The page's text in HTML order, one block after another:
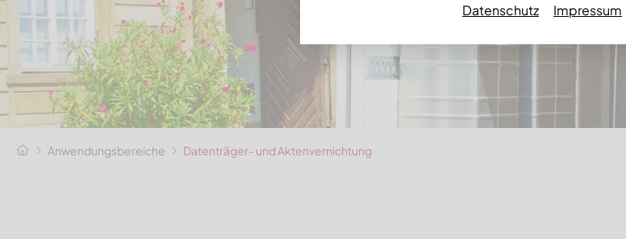
Anwendungsbereiche Datenträger- und Aktenvernichtung
Datenschutz Impressum